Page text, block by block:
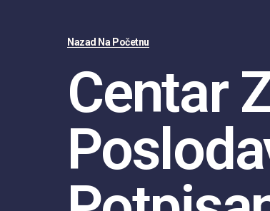
Nazad Na Početnu
Centar